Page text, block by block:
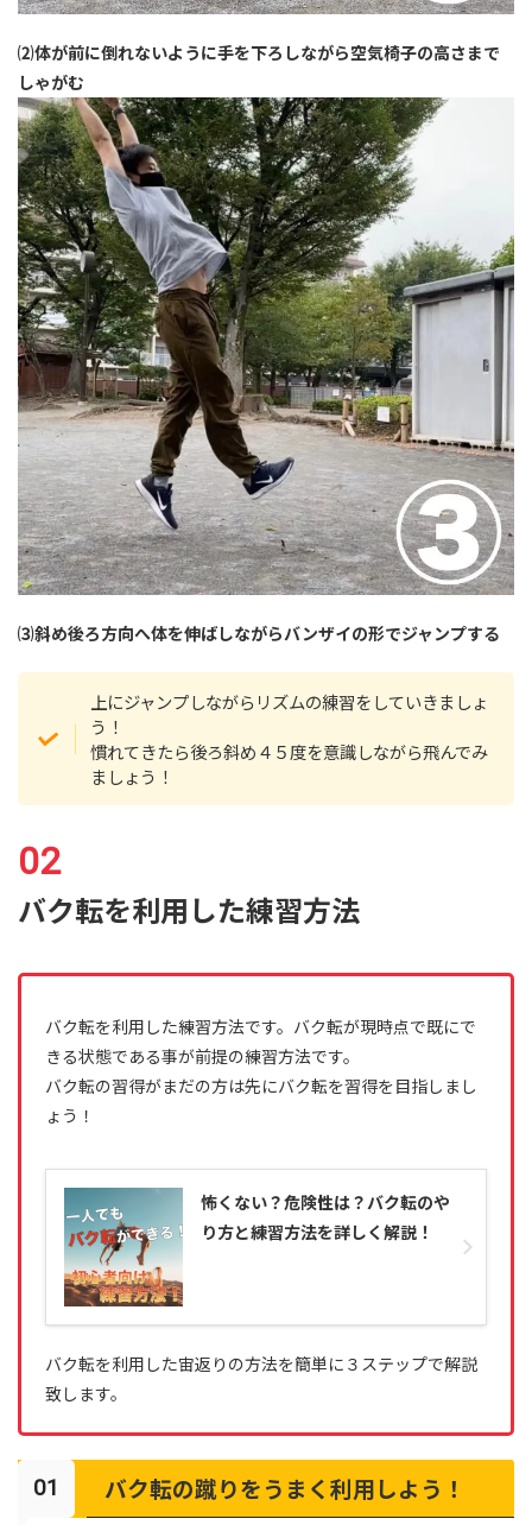
⑵体が前に倒れないように手を下ろしながら空気椅子の高さまで
しゃがむ
⑶斜め後ろ方向へ体を伸ばしながらバンザイの形でジャンプする
上にジャンプしながらリズムの練習をしていきましょ
う！
慣れてきたら後ろ斜め４５度を意識しながら飛んでみ
ましょう！
バク転を利用した練習方法
バク転を利用した練習方法です。バク転が現時点で既にで
きる状態である事が前提の練習方法です。
バク転の習得がまだの方は先にバク転を習得を目指しまし
ょう！
怖くない？危険性は？バク転のや
り方と練習方法を詳しく解説！
バク転を利用した宙返りの方法を簡単に３ステップで解説
致します。
バク転の蹴りをうまく利用しよう！